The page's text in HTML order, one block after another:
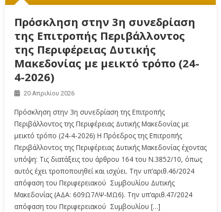
Πρόσκληση στην 3η συνεδρίαση
της Επιτροπής Περιβάλλοντος
της Περιφέρειας Δυτικής
Μακεδονίας με μεικτό τρόπο (24-
4-2026)
20 Απριλίου 2026
Πρόσκληση στην 3η συνεδρίαση της Επιτροπής
Περιβάλλοντος της Περιφέρειας Δυτικής Μακεδονίας με
μεικτό τρόπο (24-4-2026) Η Πρόεδρος της Επιτροπής
Περιβάλλοντος της Περιφέρειας Δυτικής Μακεδονίας έχοντας
υπόψη: Τις διατάξεις του άρθρου 164 του Ν.3852/10, όπως
αυτός έχει τροποποιηθεί και ισχύει. Την υπ’αριθ.46/2024
απόφαση του Περιφερειακού Συμβουλίου Δυτικής
Μακεδονίας (ΑΔΑ: 609Ω7ΛΨ-ΜΩ6). Την υπ’αριθ.47/2024
απόφαση του Περιφερειακού Συμβουλίου […]